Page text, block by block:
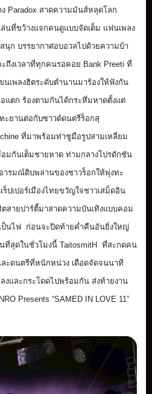
Paradox สาดความมันส์หลุดโลก
นที่ขว้างแจกคนดูแบบจัดเต็ม แฟนเพลง
สนุก บรรยากาศอบอวลไปด้วยความบ้า
ถึงเวลาที่ทุกคนรอคอย Bank Preeti ที่
นเพลงฮิตระดับตำนานมาร้องให้ฟังกัน
แตก ร้องตามกันได้กระหึ่มหาดตั้งแต่
ะยานต่อกับซาวด์ดนตรีร็อกสุ
ที่มาพร้อมท่าชูมือรูปสามเหลี่ยม
มกันเต็มชายหาด ท่ามกลางโปรดักชัน
ารมณ์ดิบพล่านของชาวร็อกให้พุ่งทะ
ปเปอร์เมืองไทยขวัญใจชาวเสม็ดอิน
ตสายปาร์ตี้มาสาดความบันเทิงแบบคอม
ป็นไฟ ก่อนจะปิดท้ายค่ำคืนอันยิ่งใหญ่
ที่สุดในชั่วโมงนี้ TaitosmitH ที่สะกดคน
ละดนตรีที่หนักหน่วง เดือดจัดจนนาที
ลงและกระโดดไปพร้อมกัน ส่งท้ายงาน
Presents “SAMED IN LOVE 11”